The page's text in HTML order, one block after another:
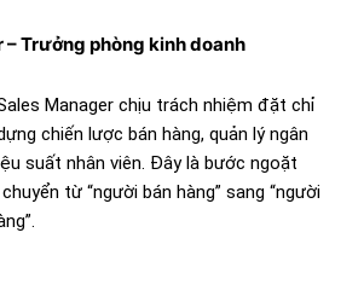
– Trưởng phòng kinh doanh
Manager chịu trách nhiệm đặt chỉ
chiến lược bán hàng, quản lý ngân
suất nhân viên. Đây là bước ngoặt
từ “người bán hàng” sang “người